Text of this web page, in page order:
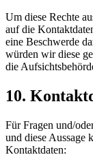
Um diese Rechte
auf die
eine Beschwerde
würden wir diese
die
10.
Für Fragen und/
und diese Aussage
Kontaktdaten: